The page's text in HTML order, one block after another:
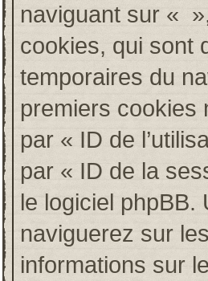
naviguant sur «
cookies, qui sont
temporaires du
premiers cookies
par « ID de
par « ID de la
le logiciel
naviguerez sur
informations sur